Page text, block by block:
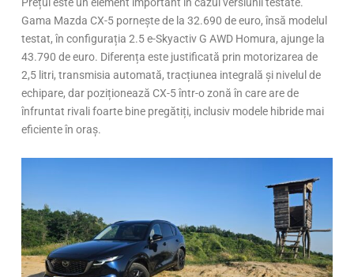
Gama Mazda CX-5 pornește de la 32.690 de euro, însă modelul
testat, în configurația 2.5 e-Skyactiv G AWD Homura, ajunge la
43.790 de euro. Diferența este justificată prin motorizarea de
2,5 litri, transmisia automată, tracțiunea integrală și nivelul de
echipare, dar poziționează CX-5 într-o zonă în care are de
înfruntat rivali foarte bine pregătiți, inclusiv modele hibride mai
eficiente în oraș.